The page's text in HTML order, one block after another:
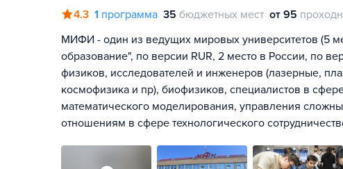
4.3 1 программа 35 бюджетных мест от 95
МИФИ - один из ведущих мировых университетов (5
образование", по версии RUR, 2 место в России, по
физиков, исследователей и инженеров (лазерные,
космофизика и пр), биофизиков, специалистов в
математического моделирования, управления
отношениям в сфере технологического